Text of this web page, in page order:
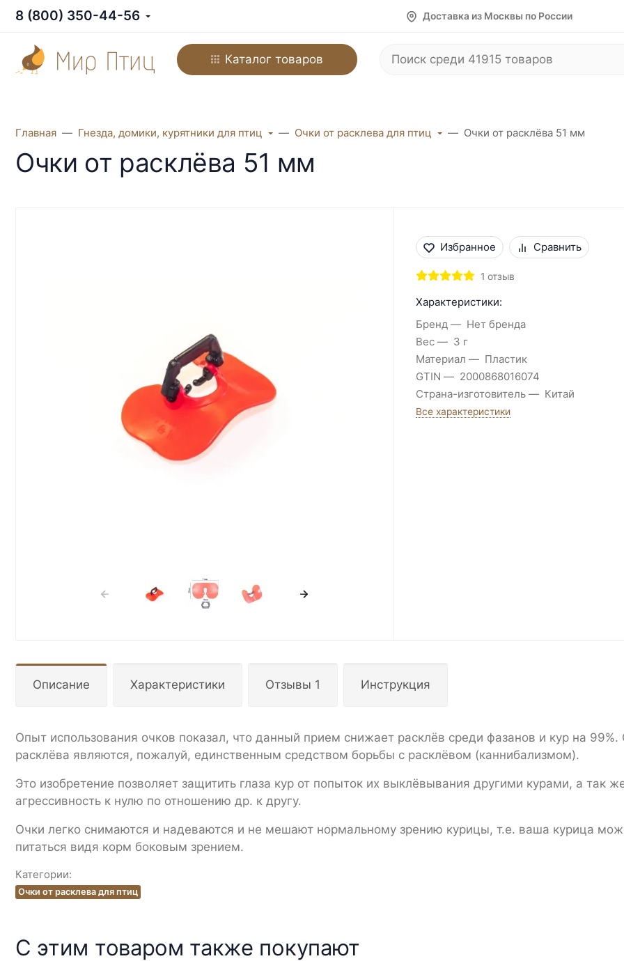
8 (800) 350-44-56 Доставка из Москвы по России
Каталог товаров
Главная Гнезда, домики, курятники для птиц Очки от расклева для птиц Очки от расклёва 51 мм
Очки от расклёва 51 мм
Избранное Сравнить
1 отзыв
Характеристики:
Бренд
Нет бренда
Вес
3 г
Материал
Пластик
GTIN
2000868016074
Страна-изготовитель
Китай
Все характеристики
Описание Характеристики Отзывы 1 Инструкция
Опыт использования очков показал, что данный прием снижает расклёв среди фазанов и кур на 99%.
расклёва являются, пожалуй, единственным средством борьбы с расклёвом (каннибализмом).
Это изобретение позволяет защитить глаза кур от попыток их выклёвывания другими курами, а так
агрессивность к нулю по отношению др. к другу.
Очки легко снимаются и надеваются и не мешают нормальному зрению курицы, т.е. ваша курица
питаться видя корм боковым зрением.
Категории:
Очки от расклева для птиц
С этим товаром также покупают